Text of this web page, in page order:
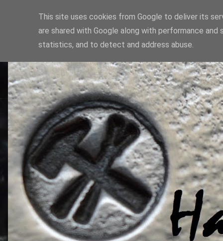
This site uses cookies from Google to deliver its
are shared with Google along with performance
statistics, and to detect and address abuse.